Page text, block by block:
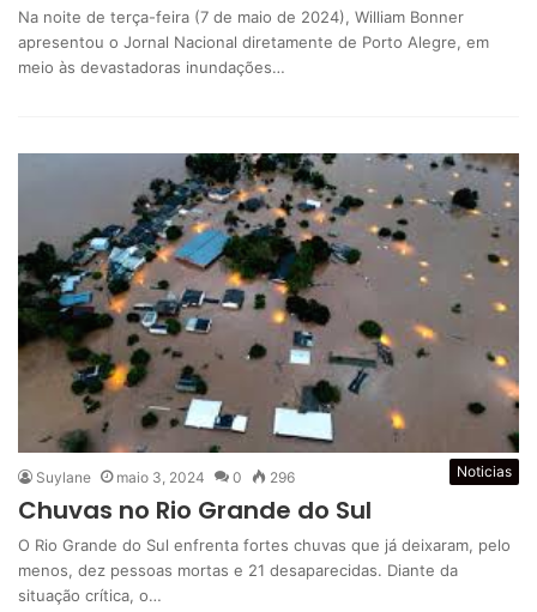
Na noite de terça-feira (7 de maio de 2024), William Bonner
apresentou o Jornal Nacional diretamente de Porto Alegre, em
meio às devastadoras inundações…
Noticias
Suylane maio 3, 2024 0 296
Chuvas no Rio Grande do Sul
O Rio Grande do Sul enfrenta fortes chuvas que já deixaram, pelo
menos, dez pessoas mortas e 21 desaparecidas. Diante da
situação crítica, o…